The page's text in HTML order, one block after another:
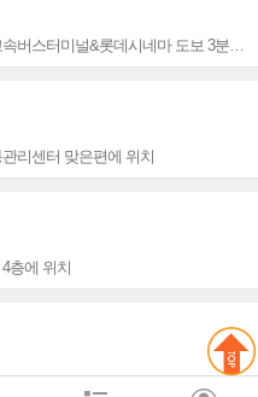
버스터미널&롯데시네마 도보 3분거
리센터 맞은편에 위치
층에 위치